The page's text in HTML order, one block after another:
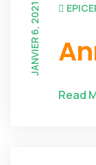
JANVIER 6, 2021
Read